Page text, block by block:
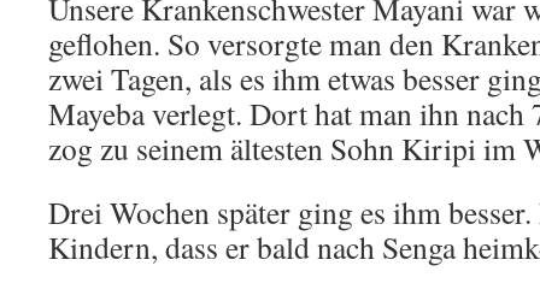
Unsere Krankenschwester Mayani war
geflohen. So versorgte man den
zwei Tagen, als es ihm etwas besser
Mayeba verlegt. Dort hat man ihn nach
zog zu seinem ältesten Sohn Kiripi im
Drei Wochen später ging es ihm
Kindern, dass er bald nach Senga